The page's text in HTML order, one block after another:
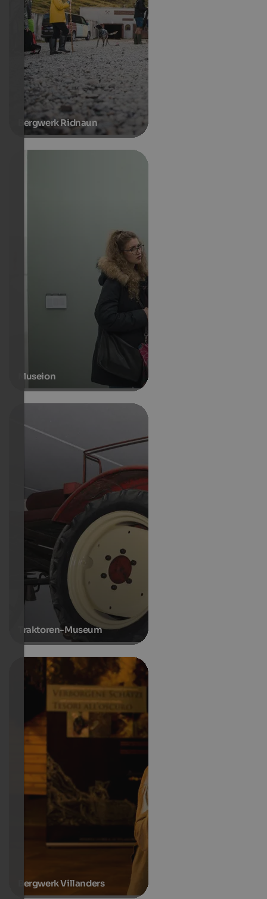
Bergwerk Ridnaun
Museion
Traktoren-Museum
Bergwerk Villanders